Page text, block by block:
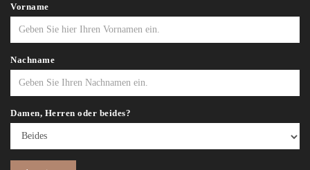
Vorname
Nachname
Damen, Herren oder beides?